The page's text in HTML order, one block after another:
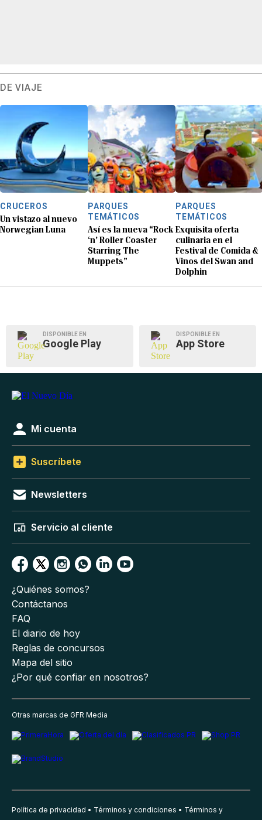
DE VIAJE
CRUCEROS
Un vistazo al nuevo
Norwegian Luna
PARQUES
TEMÁTICOS
Así es la nueva “Rock
‘n’ Roller Coaster
Starring The
Muppets”
PARQUES
TEMÁTICOS
Exquisita oferta
culinaria en el
Festival de Comida &
Vinos del Swan and
Dolphin
DISPONIBLE EN
Google Play
DISPONIBLE EN
App Store
Mi cuenta
Suscríbete
Newsletters
Servicio al cliente
¿Quiénes somos?
Contáctanos
FAQ
El diario de hoy
Reglas de concursos
Mapa del sitio
¿Por qué confiar en nosotros?
Otras marcas de GFR Media
Política de privacidad Términos y condiciones Términos y